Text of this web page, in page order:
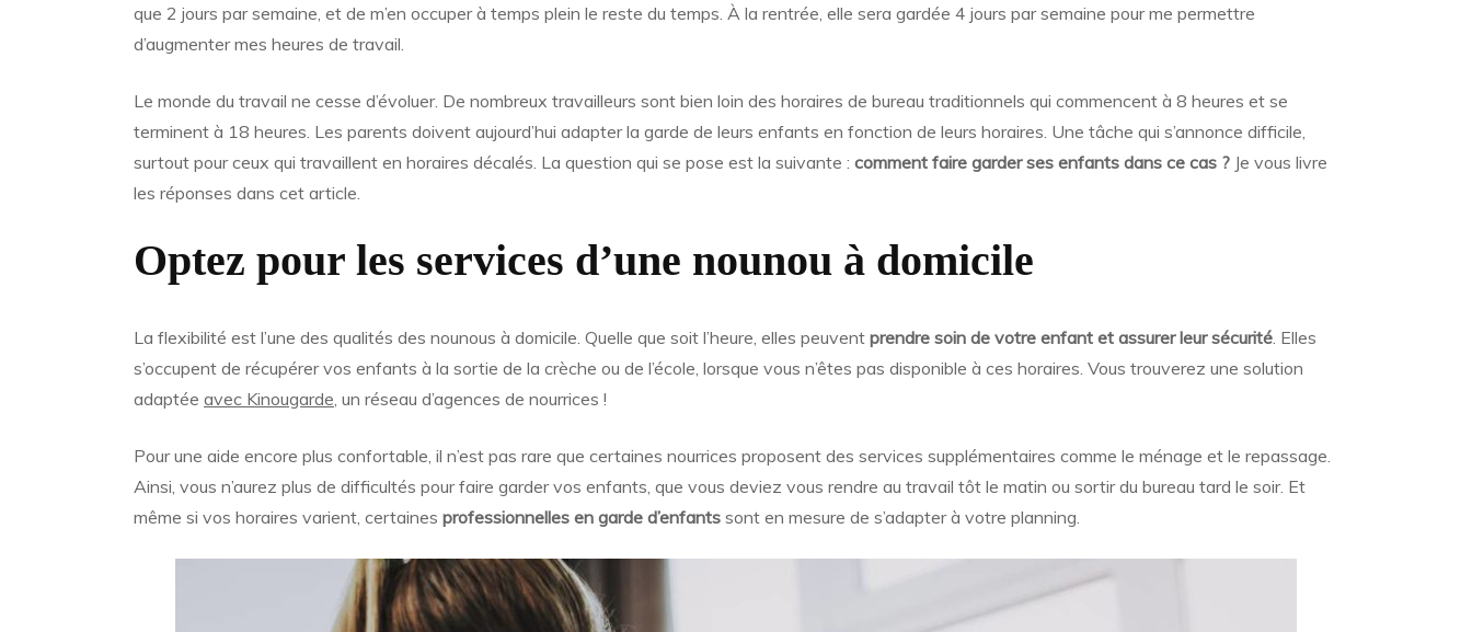
que 2 jours par semaine, et de m’en occuper à temps plein le reste du temps. À la rentrée, elle sera gardée 4 jours par semaine pour me permettre
d’augmenter mes heures de travail.
Le monde du travail ne cesse d’évoluer. De nombreux travailleurs sont bien loin des horaires de bureau traditionnels qui commencent à 8 heures et se
terminent à 18 heures. Les parents doivent aujourd’hui adapter la garde de leurs enfants en fonction de leurs horaires. Une tâche qui s’annonce difficile,
surtout pour ceux qui travaillent en horaires décalés. La question qui se pose est la suivante : comment faire garder ses enfants dans ce cas ? Je vous livre
les réponses dans cet article.
Optez pour les services d’une nounou à domicile
La flexibilité est l’une des qualités des nounous à domicile. Quelle que soit l’heure, elles peuvent prendre soin de votre enfant et assurer leur sécurité . Elles
s’occupent de récupérer vos enfants à la sortie de la crèche ou de l’école, lorsque vous n’êtes pas disponible à ces horaires. Vous trouverez une solution
adaptée avec Kinougarde , un réseau d’agences de nourrices !
Pour une aide encore plus confortable, il n’est pas rare que certaines nourrices proposent des services supplémentaires comme le ménage et le repassage.
Ainsi, vous n’aurez plus de difficultés pour faire garder vos enfants, que vous deviez vous rendre au travail tôt le matin ou sortir du bureau tard le soir. Et
même si vos horaires varient, certaines professionnelles en garde d’enfants sont en mesure de s’adapter à votre planning.